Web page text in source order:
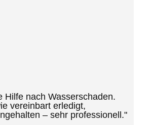
Hilfe nach Wasserschaden.
vereinbart erledigt,
– sehr professionell."